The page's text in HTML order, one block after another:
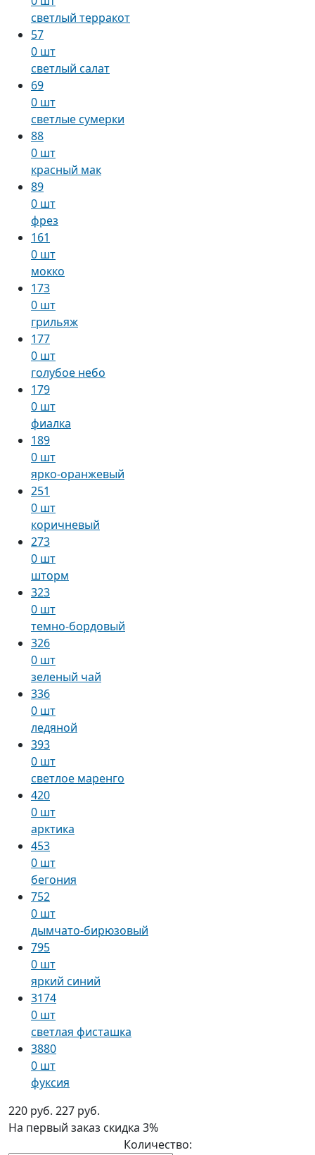
светлый терракот
57
0 шт
светлый салат
69
0 шт
светлые сумерки
88
0 шт
красный мак
89
0 шт
фрез
161
0 шт
мокко
173
0 шт
грильяж
177
0 шт
голубое небо
179
0 шт
фиалка
189
0 шт
ярко-оранжевый
251
0 шт
коричневый
273
0 шт
шторм
323
0 шт
темно-бордовый
326
0 шт
зеленый чай
336
0 шт
ледяной
393
0 шт
светлое маренго
420
0 шт
арктика
453
0 шт
бегония
752
0 шт
дымчато-бирюзовый
795
0 шт
яркий синий
3174
0 шт
светлая фисташка
3880
0 шт
фуксия
220 руб. 227 руб.
На первый заказ скидка 3%
Количество: